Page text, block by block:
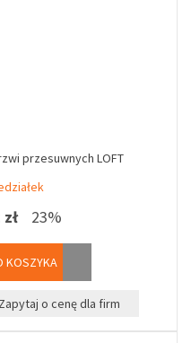
przesuwnych LOFT
23%
KOSZYKA
Zapytaj o cenę dla firm